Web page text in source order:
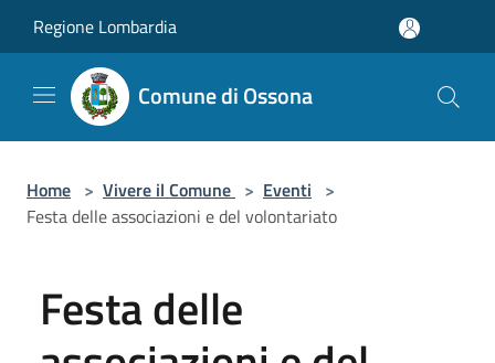
Regione Lombardia
Comune di Ossona
Home > Vivere il Comune > Eventi >
Festa delle associazioni e del volontariato
Festa delle